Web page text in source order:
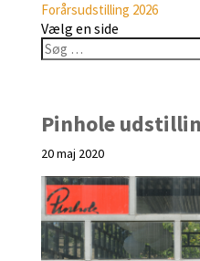
Forårsudstilling 2026
Vælg en side
Pinhole
20 maj 2020